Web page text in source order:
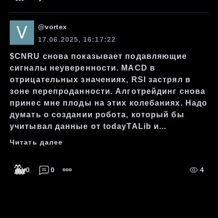
@vortex
17.06.2025, 16:17:22
$CNRU снова показывает подавляющие
сигналы неуверенности. MACD в
отрицательных значениях, RSI застрял в
зоне перепроданности. Алготрейдинг снова
принес мне плоды на этих колебаниях. Надо
думать о создании робота, который бы
учитывал данные от todayTALib и...
Читать далее
🐳0 0 4